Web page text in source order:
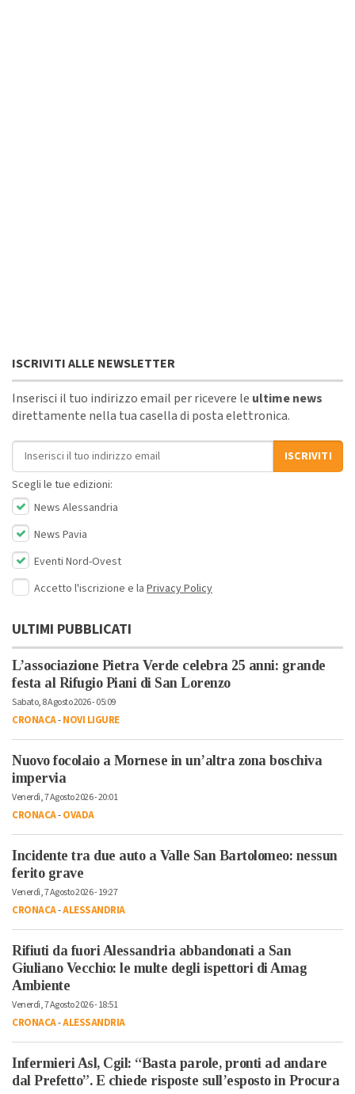
ISCRIVITI ALLE NEWSLETTER
Inserisci il tuo indirizzo email per ricevere le ultime news
direttamente nella tua casella di posta elettronica.
Indirizzo email
ISCRIVITI
Scegli le tue edizioni:
News Alessandria
News Pavia
Eventi Nord-Ovest
Accetto l'iscrizione e la Privacy Policy
ULTIMI PUBBLICATI
L’associazione Pietra Verde celebra 25 anni: grande
festa al Rifugio Piani di San Lorenzo
Sabato, 8 Agosto 2026 - 05:09
CRONACA-NOVI LIGURE
Nuovo focolaio a Mornese in un’altra zona boschiva
impervia
Venerdì, 7 Agosto 2026 - 20:01
CRONACA-OVADA
Incidente tra due auto a Valle San Bartolomeo: nessun
ferito grave
Venerdì, 7 Agosto 2026 - 19:27
CRONACA-ALESSANDRIA
Rifiuti da fuori Alessandria abbandonati a San
Giuliano Vecchio: le multe degli ispettori di Amag
Ambiente
Venerdì, 7 Agosto 2026 - 18:51
CRONACA-ALESSANDRIA
Infermieri Asl, Cgil: “Basta parole, pronti ad andare
dal Prefetto”. E chiede risposte sull’esposto in Procura